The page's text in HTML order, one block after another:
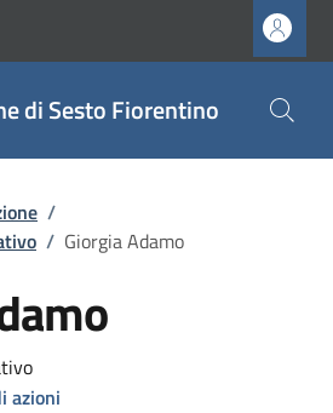
di Sesto Fiorentino
/
/ Giorgia Adamo
azioni